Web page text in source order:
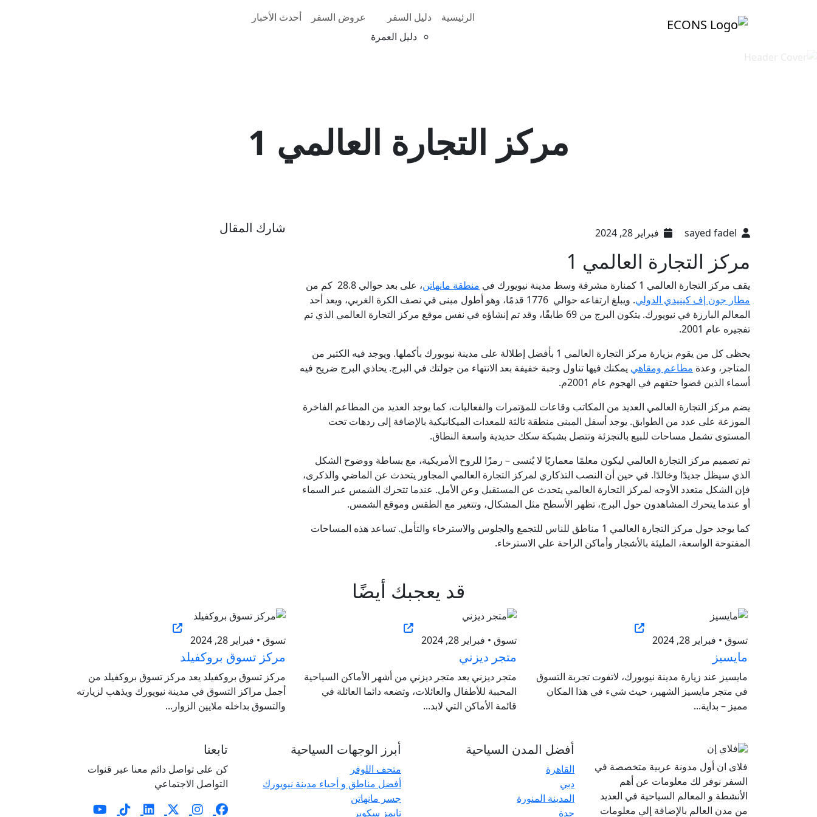
الرئيسية
دليل السفر
دليل العمرة
عروض السفر أحدث الأخبار
مركز التجارة العالمي 1
فبراير 28, 2024
مركز التجارة العالمي 1
يقف مركز التجارة العالمي 1 كمنارة مشرقة وسط مدينة نيويورك في منطقة مانهاتن، على بعد حوالي 28.8 كم من
مطار جون إف كينيدي الدولي
. ويبلغ ارتفاعه حوالي 1776 قدمًا، وهو أطول مبنى في نصف الكرة الغربي، ويعد أحد
المعالم البارزة في نيويورك. يتكون البرج من 69 طابقًا، وقد تم إنشاؤه في نفس موقع مركز التجارة العالمي الذي تم
تفجيره عام 2001.
يحظى كل من يقوم بزيارة مركز التجارة العالمي 1 بأفضل إطلالة على مدينة نيويورك بأكملها. ويوجد فيه الكثير من
المتاجر، وعدة مطاعم ومقاهي يمكنك فيها تناول وجبة خفيفة بعد الانتهاء من جولتك في البرج. يحاذي البرج ضريح فيه
أسماء الذين قضوا حتفهم في الهجوم عام 2001م.
يضم مركز التجارة العالمي العديد من المكاتب وقاعات للمؤتمرات والفعاليات، كما يوجد العديد من المطاعم الفاخرة
الموزعة على عدد من الطوابق. يوجد أسفل المبنى منطقة ثالثة للمعدات الميكانيكية بالإضافة إلى ردهات تحت
المستوى تشمل مساحات للبيع بالتجزئة وتتصل بشبكة سكك حديدية واسعة النطاق.
تم تصميم مركز التجارة العالمي ليكون معلمًا معماريًا لا يُنسى – رمزًا للروح الأمريكية، مع بساطة ووضوح الشكل
الذي سيظل جديدًا وخالدًا. في حين أن النصب التذكاري لمركز التجارة العالمي المجاور يتحدث عن الماضي والذكرى،
فإن الشكل متعدد الأوجه لمركز التجارة العالمي يتحدث عن المستقبل وعن الأمل. عندما تتحرك الشمس عبر السماء
أو عندما يتحرك المشاهدون حول البرج، تظهر الأسطح مثل المشكال، وتتغير مع الطقس وموقع الشمس.
كما يوجد حول مركز التجارة العالمي 1 مناطق للناس للتجمع والجلوس والاسترخاء والتأمل. تساعد هذه المساحات
المفتوحة الواسعة، المليئة بالأشجار وأماكن الراحة علي الاسترخاء.
شارك المقال
قد يعجبك أيضًا
تسوق • فبراير 28, 2024
مايسيز
مايسيز عند زيارة مدينة نيويورك، لاتفوت تجربة التسوق
في متجر مايسيز الشهير، حيث شيء في هذا المكان
مميز – بداية...
تسوق • فبراير 28, 2024
متجر ديزني
متجر ديزني يعد متجر ديزني من أشهر الأماكن السياحية
المحببة للأطفال والعائلات، وتضعه دائما العائلة في
قائمة الأماكن التي لابد...
تسوق • فبراير 28, 2024
مركز تسوق بروكفيلد
مركز تسوق بروكفيلد يعد مركز تسوق بروكفيلد من
أجمل مراكز التسوق في مدينة نيويورك ويذهب لزيارته
والتسوق بداخله ملايين الزوار...
فلاى ان أول مدونة عربية متخصصة في
السفر نوفر لك معلومات عن أهم
الأنشطة و المعالم السياحية في العديد
من مدن العالم بالإضافة إلي معلومات
أفضل المدن السياحية
القاهرة
دبي
المدينة المنورة
جدة
أبرز الوجهات السياحية
متحف اللوفر
أفضل مناطق و أحياء مدينة نيويورك
جسر مانهاتن
تايمز سكوير
تابعنا
كن على تواصل دائم معنا عبر قنوات
التواصل الاجتماعي